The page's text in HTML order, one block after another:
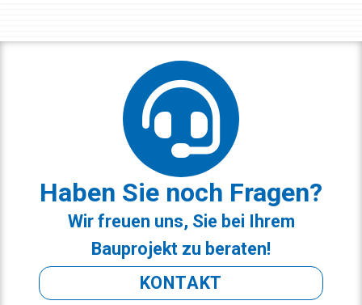
Haben Sie noch Fragen?
Wir freuen uns, Sie bei Ihrem
Bauprojekt zu beraten!
KONTAKT